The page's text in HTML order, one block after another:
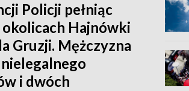
Policji pełniąc
okolicach Hajnówki
Gruzji. Mężczyzna
i dwóch